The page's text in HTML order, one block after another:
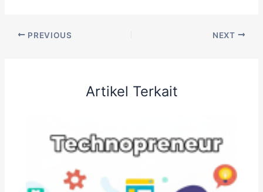
PREVIOUS NEXT
Artikel Terkait